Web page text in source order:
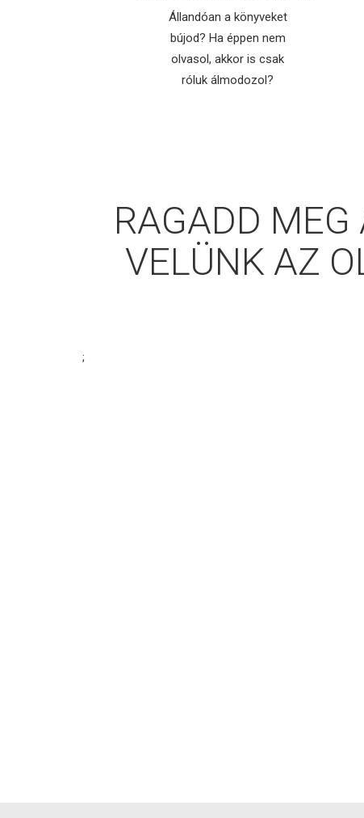
Állandóan a könyveket
bújod? Ha éppen nem
olvasol, akkor is csak
róluk álmodozol?
RAGADD
VELÜNK AZ
;